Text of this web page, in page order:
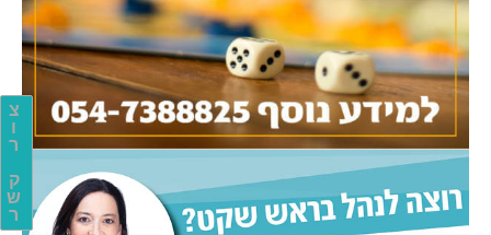
צ
ו
ר
ק
ש
ר